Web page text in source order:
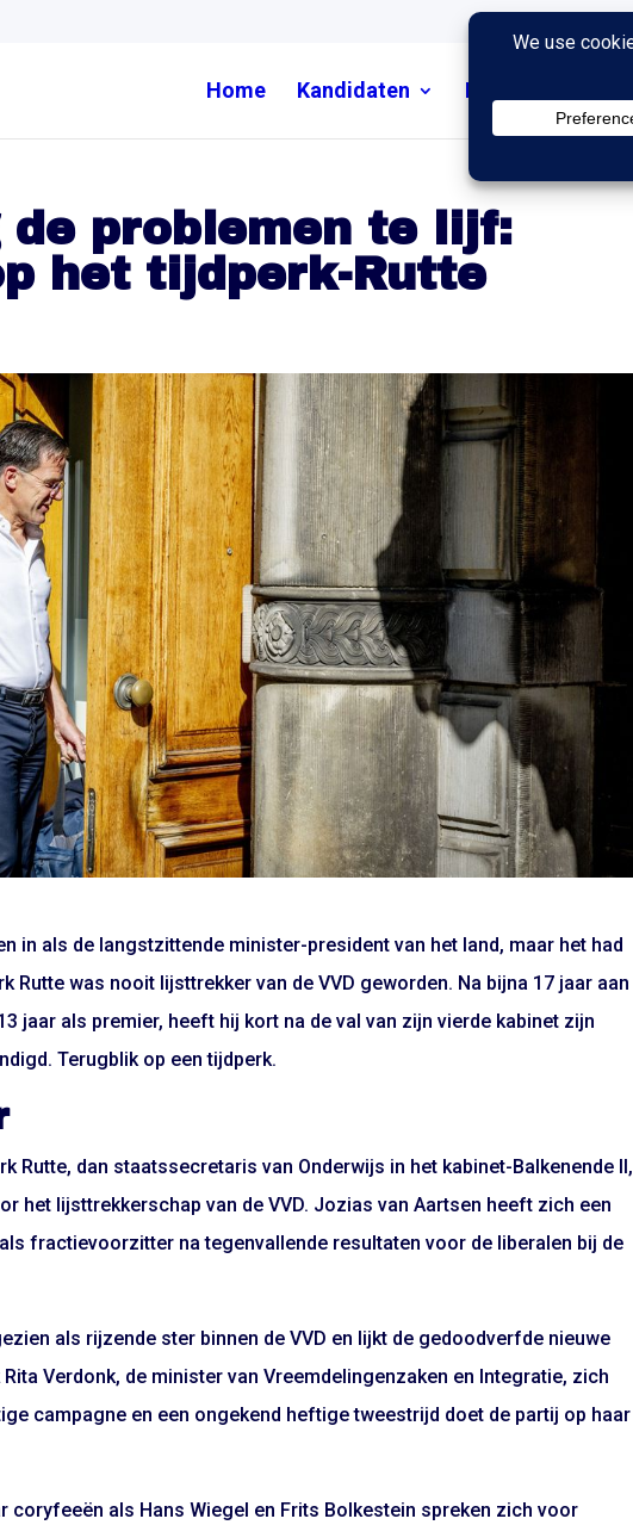
Home Kandidaten Nieuws
de problemen te lijf:
het tijdperk-Rutte
in als de langstzittende minister-president van het land, maar het had
Rutte was nooit lijsttrekker van de VVD geworden. Na bijna 17 jaar aan
jaar als premier, heeft hij kort na de val van zijn vierde kabinet zijn
Terugblik op een tijdperk.
Rutte, dan staatssecretaris van Onderwijs in het kabinet-Balkenende II,
het lijsttrekkerschap van de VVD. Jozias van Aartsen heeft zich een
fractievoorzitter na tegenvallende resultaten voor de liberalen bij de
als rijzende ster binnen de VVD en lijkt de gedoodverfde nieuwe
Verdonk, de minister van Vreemdelingenzaken en Integratie, zich
campagne en een ongekend heftige tweestrijd doet de partij op haar
coryfeeën als Hans Wiegel en Frits Bolkestein spreken zich voor